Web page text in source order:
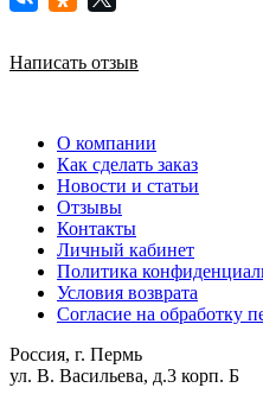
Написать отзыв
О компании
Как сделать заказ
Новости и статьи
Отзывы
Контакты
Личный кабинет
Политика
Условия возврата
Согласие на обработку
Россия, г. Пермь
ул. В. Васильева, д.3 корп. Б